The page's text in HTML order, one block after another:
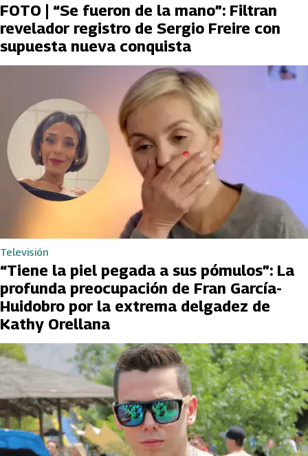
FOTO | “Se fueron de la mano”: Filtran
revelador registro de Sergio Freire con
supuesta nueva conquista
Televisión
“Tiene la piel pegada a sus pómulos”: La
profunda preocupación de Fran García-
Huidobro por la extrema delgadez de
Kathy Orellana